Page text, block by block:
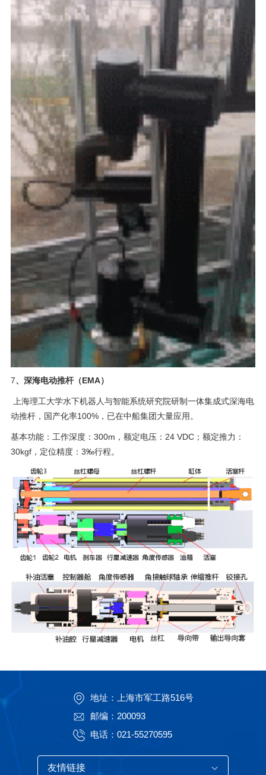
7、深海电动推杆（EMA）
上海理工大学水下机器人与智能系统研究院研制一体集成式深海电
动推杆，国产化率100%，已在中船集团大量应用。
基本功能：工作深度：300m，额定电压：24 VDC；额定推力：
30kgf，定位精度：3‰行程。
地址：上海市军工路516号
邮编：200093
电话：021-55270595
友情链接